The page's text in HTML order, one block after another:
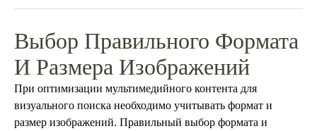
Выбор Правильного Формата
И Размера Изображений
При оптимизации мультимедийного контента для
визуального поиска необходимо учитывать формат и
размер изображений. Правильный выбор формата и